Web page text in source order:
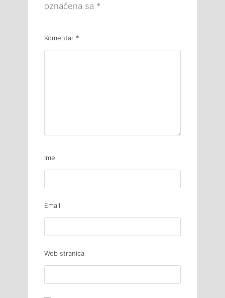
označena sa *
Komentar *
Ime
Email
Web stranica